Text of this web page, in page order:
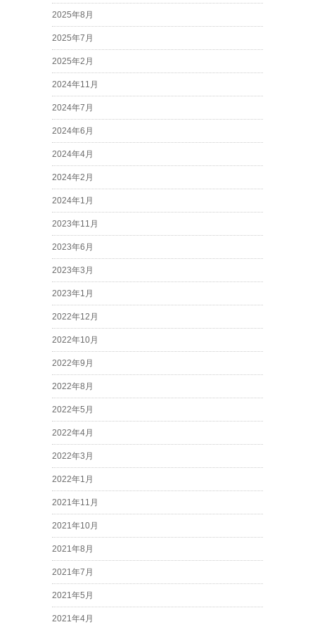
2025年8月
2025年7月
2025年2月
2024年11月
2024年7月
2024年6月
2024年4月
2024年2月
2024年1月
2023年11月
2023年6月
2023年3月
2023年1月
2022年12月
2022年10月
2022年9月
2022年8月
2022年5月
2022年4月
2022年3月
2022年1月
2021年11月
2021年10月
2021年8月
2021年7月
2021年5月
2021年4月